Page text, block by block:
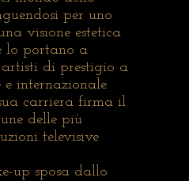
per uno
visione estetica
lo portano a
di prestigio a
internazionale.
carriera firma il
delle più
televisive
up sposa dallo